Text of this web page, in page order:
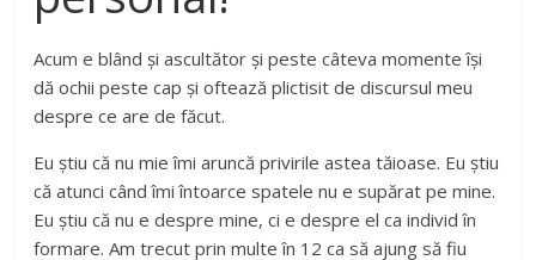
Acum e blând și ascultător și peste câteva momente își
dă ochii peste cap și oftează plictisit de discursul meu
despre ce are de făcut.
Eu știu că nu mie îmi aruncă privirile astea tăioase. Eu știu
că atunci când îmi întoarce spatele nu e supărat pe mine.
Eu știu că nu e despre mine, ci e despre el ca individ în
formare. Am trecut prin multe în 12 ca să ajung să fiu